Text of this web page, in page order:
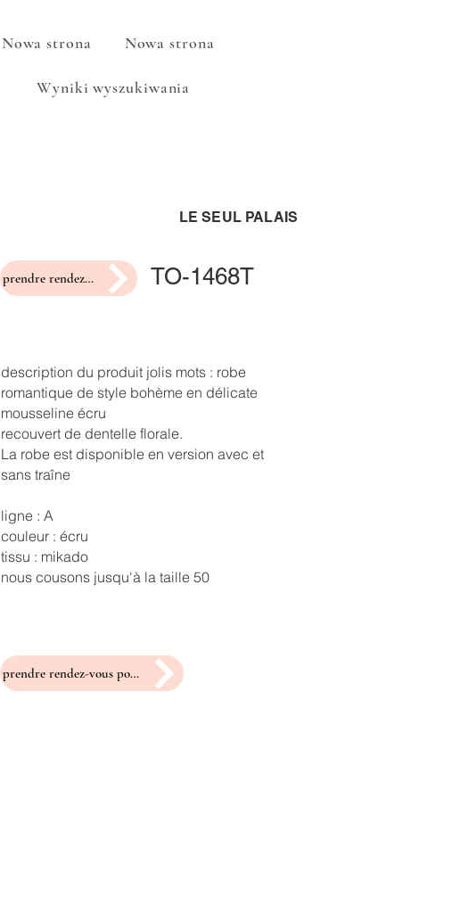
Nowa strona Nowa strona
Wyniki wyszukiwania
LE SEUL PALAIS
prendre rendez-vous pour un essayage TO-1468T
description du produit jolis mots : robe
romantique de style bohème en délicate
mousseline écru
recouvert de dentelle florale.
La robe est disponible en version avec et
sans traîne
ligne : A
couleur : écru
tissu : mikado
nous cousons jusqu'à la taille 50
prendre rendez-vous pour un essayage